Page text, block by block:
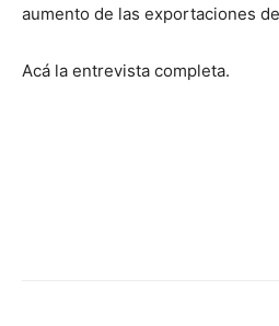
aumento de las exportaciones
Acá la entrevista completa.